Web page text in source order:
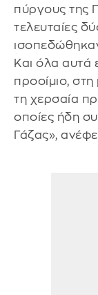
πύργους της
τελευταίες
Και όλα αυτά
προοίμιο,
τη χερσαία
οποίες ήδη
Γάζας»,